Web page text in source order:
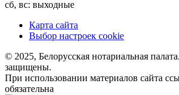
сб, вс: выходные
Карта сайта
Выбор настроек cookie
© 2025, Белорусская нотариальная
защищены.
При использовании материалов сайта
обязательна